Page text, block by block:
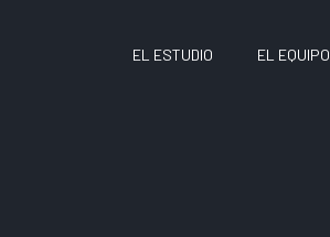
EL ESTUDIO EL EQUIPO